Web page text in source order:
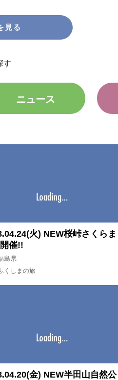
見る
す
ニュース
火) NEW桜峠さくらま
催!!
島県
くしまの旅
金) NEW半田山自然公